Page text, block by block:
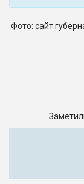
Фото: сайт